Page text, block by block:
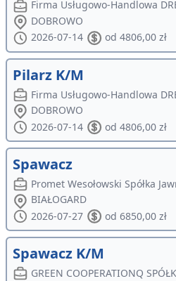
Firma Usługowo-Handlowa
DOBROWO
2026-07-14
od 4806,00 zł
Pilarz K/M
Firma Usługowo-Handlowa
DOBROWO
2026-07-14
od 4806,00 zł
Spawacz
Promet Wesołowski Spółka
BIAŁOGARD
2026-07-27
od 6850,00 zł
Spawacz K/M
GREEN COOPERATIONQ